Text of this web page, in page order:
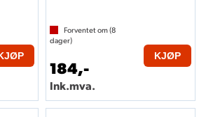
Forventet om (8
dager)
184,-
Ink.mva.
KJØP